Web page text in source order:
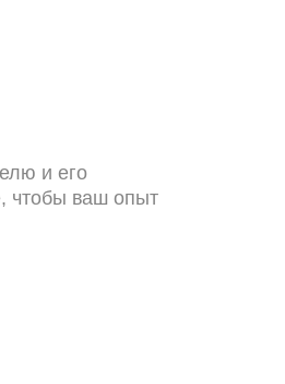
и его
чтобы ваш опыт